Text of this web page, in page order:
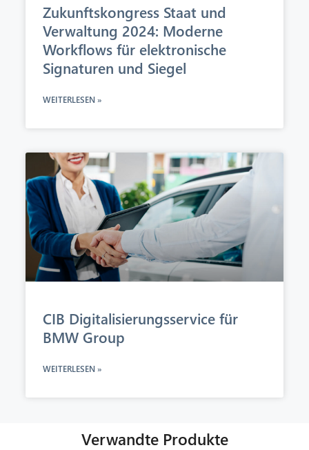
Zukunftskongress Staat und
Verwaltung 2024: Moderne
Workflows für elektronische
Signaturen und Siegel
WEITERLESEN »
CIB Digitalisierungsservice für
BMW Group
WEITERLESEN »
Verwandte Produkte